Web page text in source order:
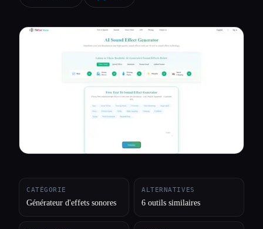
Toutes les catégories
CATÉGORIE
Générateur d'effets sonores
ALTERNATIVES
6 outils similaires